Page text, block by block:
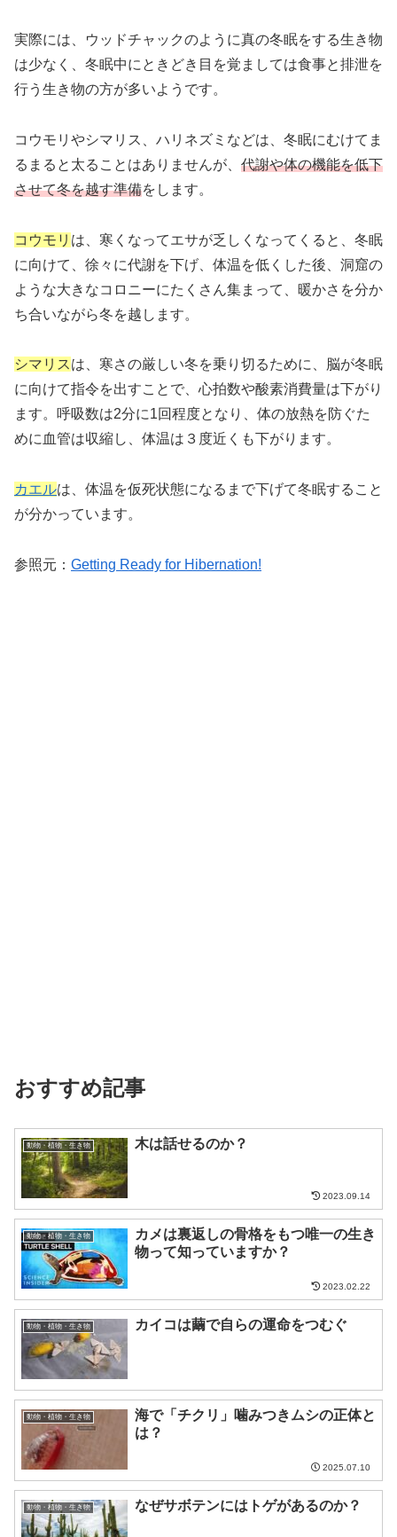
実際には、ウッドチャックのように真の冬眠をする生き物
は少なく、冬眠中にときどき目を覚ましては食事と排泄を
行う生き物の方が多いようです。
コウモリやシマリス、ハリネズミなどは、冬眠にむけてま
るまると太ることはありませんが、 代謝や体の機能を低下
させて冬を越す準備をします。
コウモリ は、寒くなってエサが乏しくなってくると、冬眠
に向けて、徐々に代謝を下げ、体温を低くした後、洞窟の
ような大きなコロニーにたくさん集まって、暖かさを分か
ち合いながら冬を越します。
シマリスは、寒さの厳しい冬を乗り切るために、脳が冬眠
に向けて指令を出すことで、心拍数や酸素消費量は下がり
ます。呼吸数は2分に1回程度となり、体の放熱を防ぐた
めに血管は収縮し、体温は３度近くも下がります。
カエルは、体温を仮死状態になるまで下げて冬眠すること
が分かっています。
参照元： Getting Ready for Hibernation!
おすすめ記事
動物・植物・生き物 木は話せるのか？
2023.09.14
動物・植物・生き物
カメは裏返しの骨格をもつ唯一の生き
物って知っていますか？
2023.02.22
動物・植物・生き物 カイコは繭で自らの運命をつむぐ
動物・植物・生き物
海で「チクリ」噛みつきムシの正体と
は？
2025.07.10
動物・植物・生き物 なぜサボテンにはトゲがあるのか？